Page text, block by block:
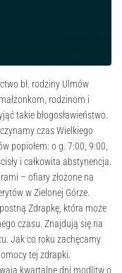
bł. rodziny Ulmów
rodzinom i
takie błogosławieństwo.
czas Wielkiego
popiołem: o g. 7:00, 9:00,
i całkowita abstynencja.
– ofiary złożone na
w Zielonej Górze.
Zdrapkę, która może
czasu. Znajdują się na
Jak co roku zachęcamy
tej zdrapki.
kwartalne dni modlitw o